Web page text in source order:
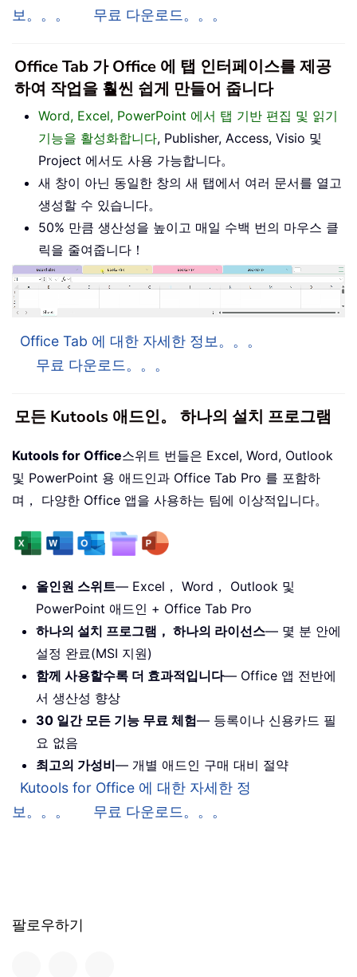
보。。。
무료 다운로드。。。
Office Tab 가 Office 에 탭 인터페이스를 제공
하여 작업을 훨씬 쉽게 만들어 줍니다
Word, Excel, PowerPoint 에서 탭 기반 편집 및 읽기
기능을 활성화합니다, Publisher, Access, Visio 및
Project 에서도 사용 가능합니다。
새 창이 아닌 동일한 창의 새 탭에서 여러 문서를 열고
생성할 수 있습니다。
50% 만큼 생산성을 높이고 매일 수백 번의 마우스 클
릭을 줄여줍니다！
Office Tab 에 대한 자세한 정보。。。
무료 다운로드。。。
모든 Kutools 애드인。 하나의 설치 프로그램
Kutools for Office스위트 번들은 Excel, Word, Outlook
및 PowerPoint 용 애드인과 Office Tab Pro 를 포함하
며， 다양한 Office 앱을 사용하는 팀에 이상적입니다。
올인원 스위트— Excel， Word， Outlook 및
PowerPoint 애드인 + Office Tab Pro
하나의 설치 프로그램， 하나의 라이선스— 몇 분 안에
설정 완료(MSI 지원)
함께 사용할수록 더 효과적입니다— Office 앱 전반에
서 생산성 향상
30 일간 모든 기능 무료 체험— 등록이나 신용카드 필
요 없음
최고의 가성비— 개별 애드인 구매 대비 절약
Kutools for Office 에 대한 자세한 정
보。。。
무료 다운로드。。。
팔로우하기